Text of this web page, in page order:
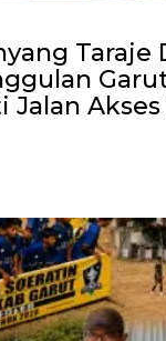
Taraje
Jalan Akses